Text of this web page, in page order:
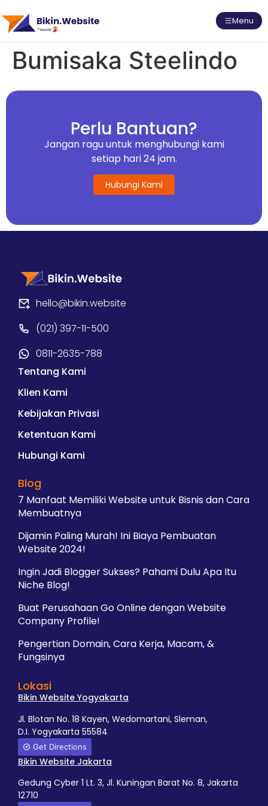
Menu
Bumisaka Steelindo
Perlu Bantuan?
Jangan ragu untuk menghubungi kami
setiap hari 24 jam.
Hubungi Kami
hello@bikin.website
(021) 397-11-500
0811-2635-788
Tentang Kami
Klien Kami
Kebijakan Privasi
Ketentuan Kami
Hubungi Kami
Blog
7 Manfaat Memiliki Website untuk Bisnis dan Cara
Membuatnya
Dijamin Paling Murah! Ini Biaya Pembuatan
Website 2024!
Ingin Jadi Blogger Sukses? Pahami Dulu Apa Itu
Niche Blog!
Buat Perusahaan Go Online dengan Website
Company Profile!
Pengertian Domain, Cara Kerja, Macam, &
Fungsinya
Lokasi
Bikin Website Yogyakarta
Jl. Blotan No. 18 Kayen, Wedomartani, Sleman,
D.I. Yogyakarta 55584
Get Directions
Bikin Website Jakarta
Gedung Cyber 1 Lt. 3, Jl. Kuningan Barat No. 8, Jakarta
12710